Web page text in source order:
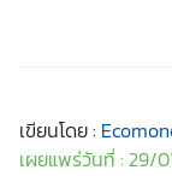
เขียนโดย :
เผยแพร่วันที่ : 29/